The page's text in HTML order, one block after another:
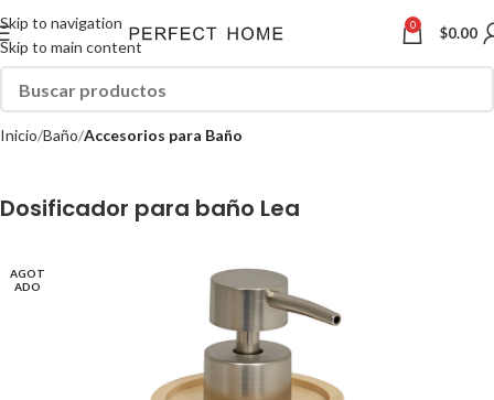
Skip to navigation
Skip to main content
0 $0.00
Inicio Baño Accesorios para Baño
Dosificador para baño Lea
AGOT
ADO